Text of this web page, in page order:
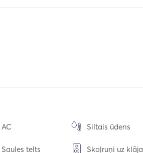
AC Siltais ūdens
Saules telts Skaļruņi uz klāja